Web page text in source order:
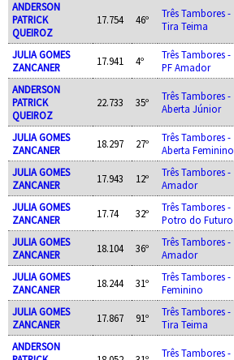
ANDERSON
PATRICK
QUEIROZ
17.754 46º
Três Tambores -
Tira Teima
JULIA GOMES
ZANCANER
17.941 4º
Três Tambores -
PF Amador
ANDERSON
PATRICK
QUEIROZ
22.733 35º
Três Tambores -
Aberta Júnior
JULIA GOMES
ZANCANER
18.297 27º
Três Tambores -
Aberta Feminino
JULIA GOMES
ZANCANER
17.943 12º
Três Tambores -
Amador
JULIA GOMES
ZANCANER
17.74 32º
Três Tambores -
Potro do Futuro
JULIA GOMES
ZANCANER
18.104 36º
Três Tambores -
Amador
JULIA GOMES
ZANCANER
18.244 31º
Três Tambores -
Feminino
JULIA GOMES
ZANCANER
17.867 91º
Três Tambores -
Tira Teima
ANDERSON
Três Tambores -